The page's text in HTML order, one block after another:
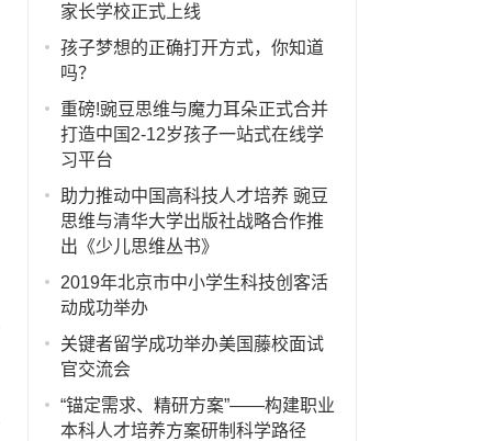
家长学校正式上线
孩子梦想的正确打开方式，你知道
吗？
重磅!豌豆思维与魔力耳朵正式合并
打造中国2-12岁孩子一站式在线学
习平台
助力推动中国高科技人才培养 豌豆
思维与清华大学出版社战略合作推
出《少儿思维丛书》
2019年北京市中小学生科技创客活
动成功举办
关键者留学成功举办美国藤校面试
官交流会
“锚定需求、精研方案”——构建职业
本科人才培养方案研制科学路径